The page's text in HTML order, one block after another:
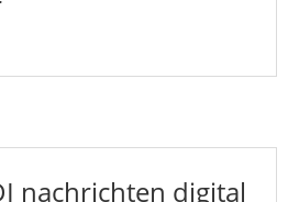
nachrichten digital